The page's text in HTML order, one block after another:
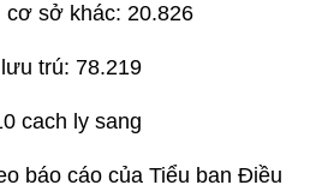
cơ sở khác: 20.826
trú: 78.219
báo cáo của Tiểu ban Điều